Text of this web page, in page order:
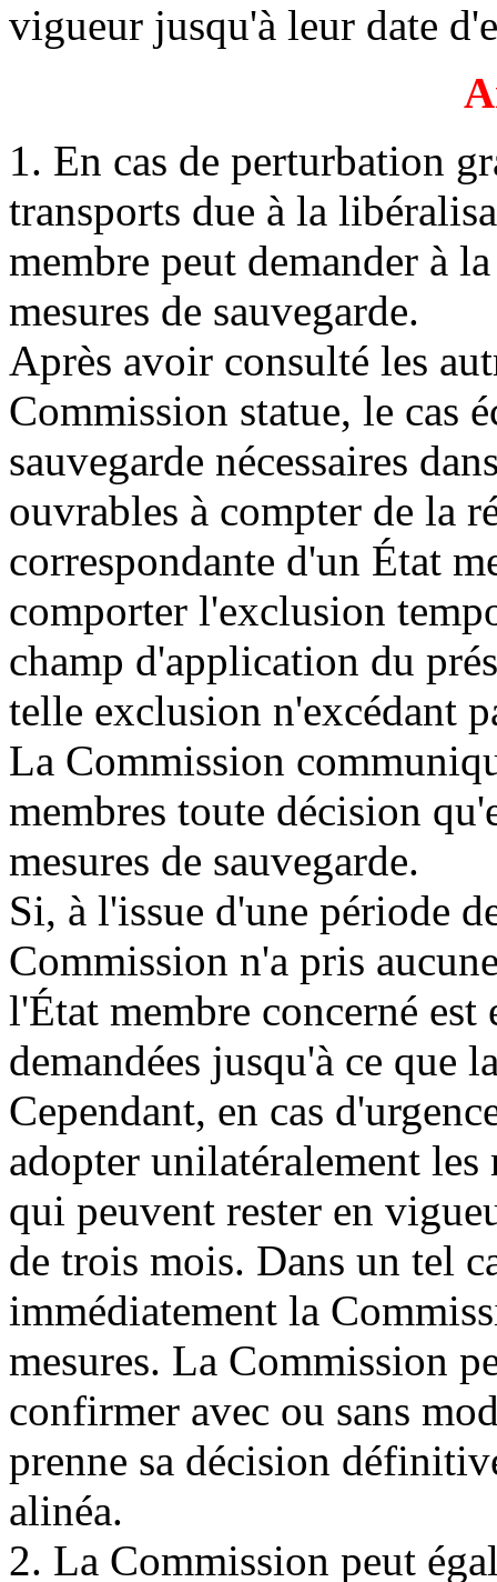
vigueur jusqu'à leur date
1. En cas de perturbation
transports due à la
membre peut demander à
mesures de sauvegarde.
Après avoir consulté les
Commission statue, le cas
sauvegarde nécessaires
ouvrables à compter de la
correspondante d'un État
comporter l'exclusion
champ d'application du
telle exclusion n'excédant
La Commission
membres toute décision
mesures de sauvegarde.
Si, à l'issue d'une période
Commission n'a pris
l'État membre concerné
demandées jusqu'à ce que
Cependant, en cas
adopter unilatéralement
qui peuvent rester en
de trois mois. Dans un tel
immédiatement la
mesures. La Commission
confirmer avec ou sans
prenne sa décision
alinéa.
2. La Commission peut